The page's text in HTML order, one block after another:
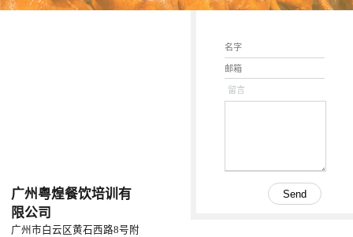
广州粤煌餐饮培训有
限公司
广州市白云区黄石西路8号附
留言